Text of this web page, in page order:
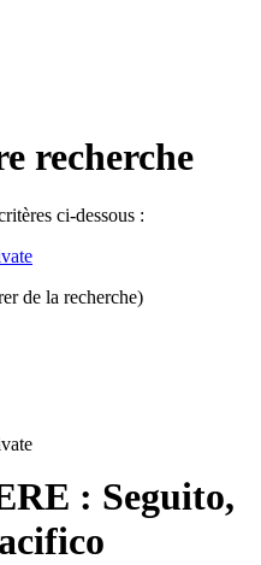
recherche
ci-dessous :
de la recherche)
: Seguito,